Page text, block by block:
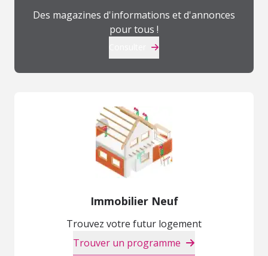
Des magazines d'informations et d'annonces
pour tous !
Immobilier Neuf
Trouvez votre futur logement
Trouver un programme